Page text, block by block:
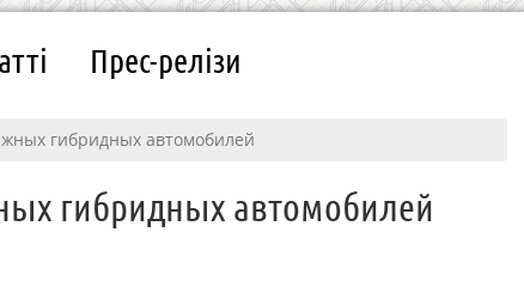
Прес-релізи
гибридных автомобилей
гибридных автомобилей